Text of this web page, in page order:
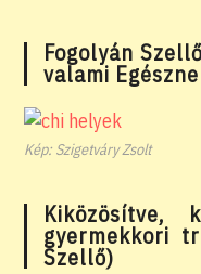
Fogolyán
valami
Kép: Szigetváry Zsolt
Kiközösítve,
gyermekkori
Szellő)